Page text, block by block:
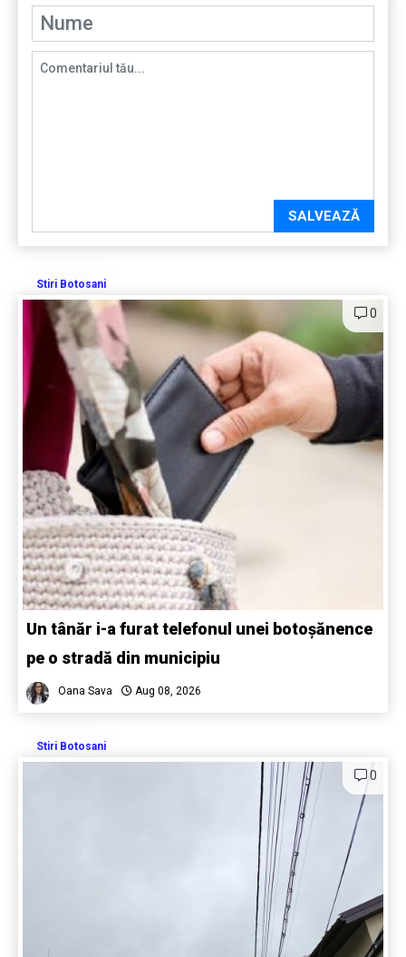
SALVEAZĂ
Stiri Botosani
0
Un tânăr i-a furat telefonul unei botoșănence
pe o stradă din municipiu
Oana Sava Aug 08, 2026
Stiri Botosani
0